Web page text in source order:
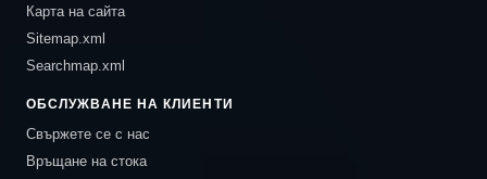
Карта на сайта
Sitemap.xml
Searchmap.xml
ОБСЛУЖВАНЕ НА КЛИЕНТИ
Свържете се с нас
Връщане на стока